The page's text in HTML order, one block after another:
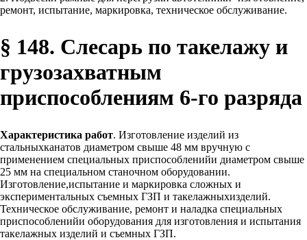
ремонт, испытание, маркировка, техническое обслуживание.
§ 148. Слесарь по такелажу и
грузозахватным
приспособлениям 6-го разряда
Характеристика работ. Изготовление изделий из
стальныхканатов диаметром свыше 48 мм вручную с
применением специальных приспособленийи диаметром свыше
25 мм на специальном станочном оборудовании.
Изготовление,испытание и маркировка сложных и
экспериментальных съемных ГЗП и такелажныхизделий.
Техническое обслуживание, ремонт и наладка специальных
приспособленийи оборудования для изготовления и испытания
такелажных изделий и съемных ГЗП.